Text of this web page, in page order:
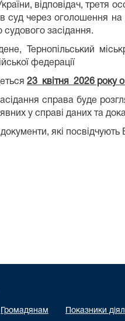
відповідач,
суд через оголошення на
судового засідання.
Тернопільський
федерації
23 квітня 2026 року
справа буде
у справі даних та
документи, які
Громадянам Показники